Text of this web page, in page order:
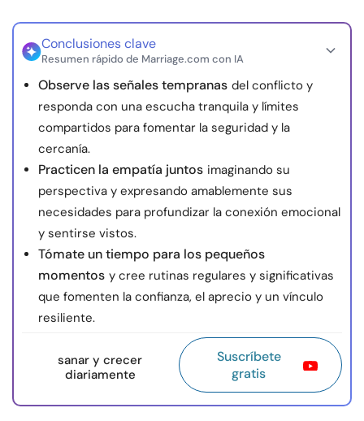
© Copyright 2026. Todos los derechos reservados.
Conclusiones clave
Resumen rápido de Marriage.com con IA
Observe las señales tempranas del conflicto y
responda con una escucha tranquila y límites
compartidos para fomentar la seguridad y la
cercanía.
Practicen la empatía juntos imaginando su
perspectiva y expresando amablemente sus
necesidades para profundizar la conexión emocional
y sentirse vistos.
Tómate un tiempo para los pequeños
momentos y cree rutinas regulares y significativas
que fomenten la confianza, el aprecio y un vínculo
resiliente.
sanar y crecer
diariamente
Suscríbete
gratis